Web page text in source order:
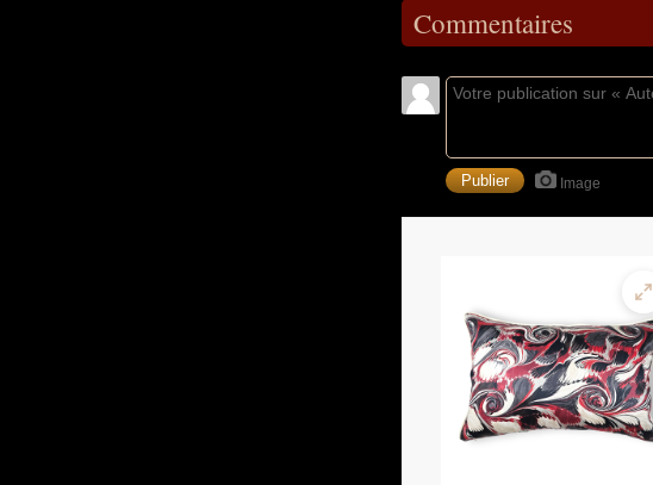
Commentaires
Image